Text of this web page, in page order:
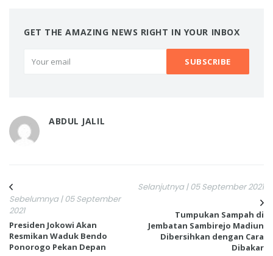
GET THE AMAZING NEWS RIGHT IN YOUR INBOX
ABDUL JALIL
Sebelumnya | 05 September
2021
Presiden Jokowi Akan
Resmikan Waduk Bendo
Ponorogo Pekan Depan
Selanjutnya | 05 September 2021
Tumpukan Sampah di
Jembatan Sambirejo Madiun
Dibersihkan dengan Cara
Dibakar